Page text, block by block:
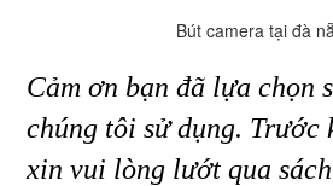
Bút camera tại đà
Cảm ơn bạn đã lựa chọn
chúng tôi sử dụng. Trước
xin vui lòng lướt qua